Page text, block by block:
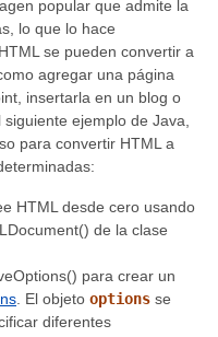
popular que admite la
lo que lo hace
se pueden convertir a
agregar una página
insertarla en un blog o
ejemplo de Java,
para convertir HTML a
HTML desde cero usando
de la clase
para crear un
. El objeto options se
diferentes